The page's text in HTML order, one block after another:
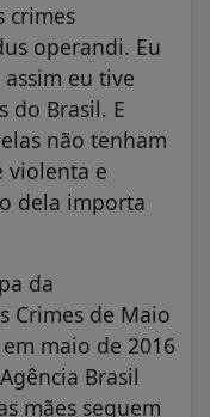
crimes
operandi. Eu
eu tive
do Brasil. E
não tenham
violenta e
dela importa
da
Crimes de Maio
maio de 2016
Brasil
mães seguem